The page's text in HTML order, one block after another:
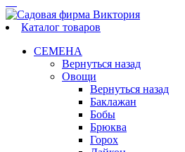
Каталог товаров
СЕМЕНА
Вернуться назад
Овощи
Вернуться назад
Баклажан
Бобы
Брюква
Горох